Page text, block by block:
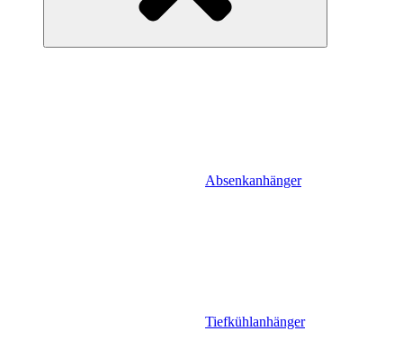
Absenkanhänger
Tiefkühlanhänger